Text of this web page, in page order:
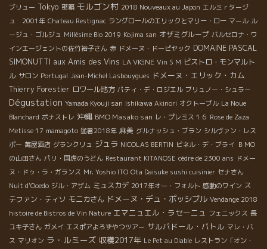
ブリュー Tokyo 那覇 モルゴン村 2018 Nouveaux au Japon エルミｒタージ
ュ 2001年 Chateau Restignac ラングロールのエリックとマリー・ロー マール ル
ージュ・ゴルジュ Millésime Bio 2019 Kojima san オザミグループ バルセロナ・ワ
インエージェントの佐竹裕子さん 赤 ドメーヌ・ドーピヤック DOMAINE PASCAL
SIMONUTTI aux Amis des Vins LA VIGNE Vin S M ビストロ・モンマルト
ル サロン Portugal Jean-Michel Lasbouygues ドメーヌ・エリック・カム
Thierry Forestier ロワール地方 パティ・デ・ロジエル ブリュノー・シュラー
Dégustation Yamada Kyouji san Ishikawa Akinori オクトーブル La Noue
Blanchard ボナストレ 沖縄 BMO Masako san レ・プレミス１６ Rose de Zaza
Metisse 17 mamagoto 猛暑2018年 麻美 グルナッシュ・ブラン シルヴァン・レス
ポー 萬屋酒店 グランクリュ ジュラ NICOLAS BERTIN ピネル・デ・ブライ ＢＭО
の山田さん パリ・国虎のうどん Restaurant KITANOSE cèdre de 2300 ans ドメー
ヌ・ドゥ・ラ・ガランス Mr. Yoshio ITO Ota Daisuke sushi cuisinier セナさん
Nuit d'Ooedo ジル・アザム ミュスカデ 2017年オー・フォルト 感動のワイン ス
テファン・ティソ モニカさん ドメーヌ・デュ・ポッシブル Vendange 2018
histoire de Bistros de Vin Nature エマニュエル・ラセーニュ フェニックス 長
ユキ子さん ガメイ エスポアよろずやつツアー サルバドール・バトル マレ・バ
ス マリオン ラ・ルミーズ 収穫2017年 Le Pet au Diable レストラン「オン・